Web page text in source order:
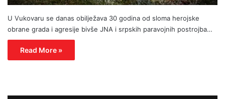
U Vukovaru se danas obilježava 30 godina od sloma herojske
obrane grada i agresije bivše JNA i srpskih paravojnih postrojba…
Read More »